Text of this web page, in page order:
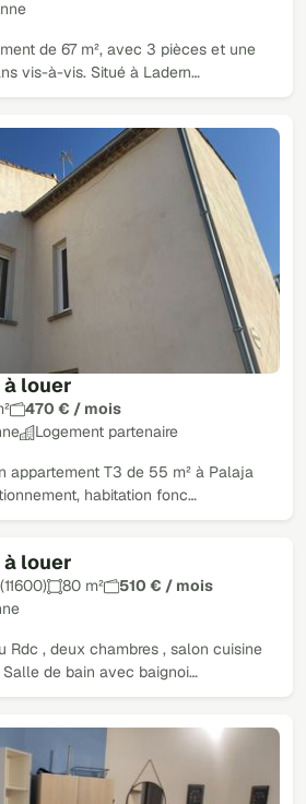
de 67 m², avec 3 pièces et une
vis-à-vis. Situé à Ladern…
louer
470 € / mois
Logement partenaire
appartement T3 de 55 m² à Palaja
habitation fonc…
louer
80 m²
510 € / mois
Rdc , deux chambres , salon cuisine
de bain avec baignoi…